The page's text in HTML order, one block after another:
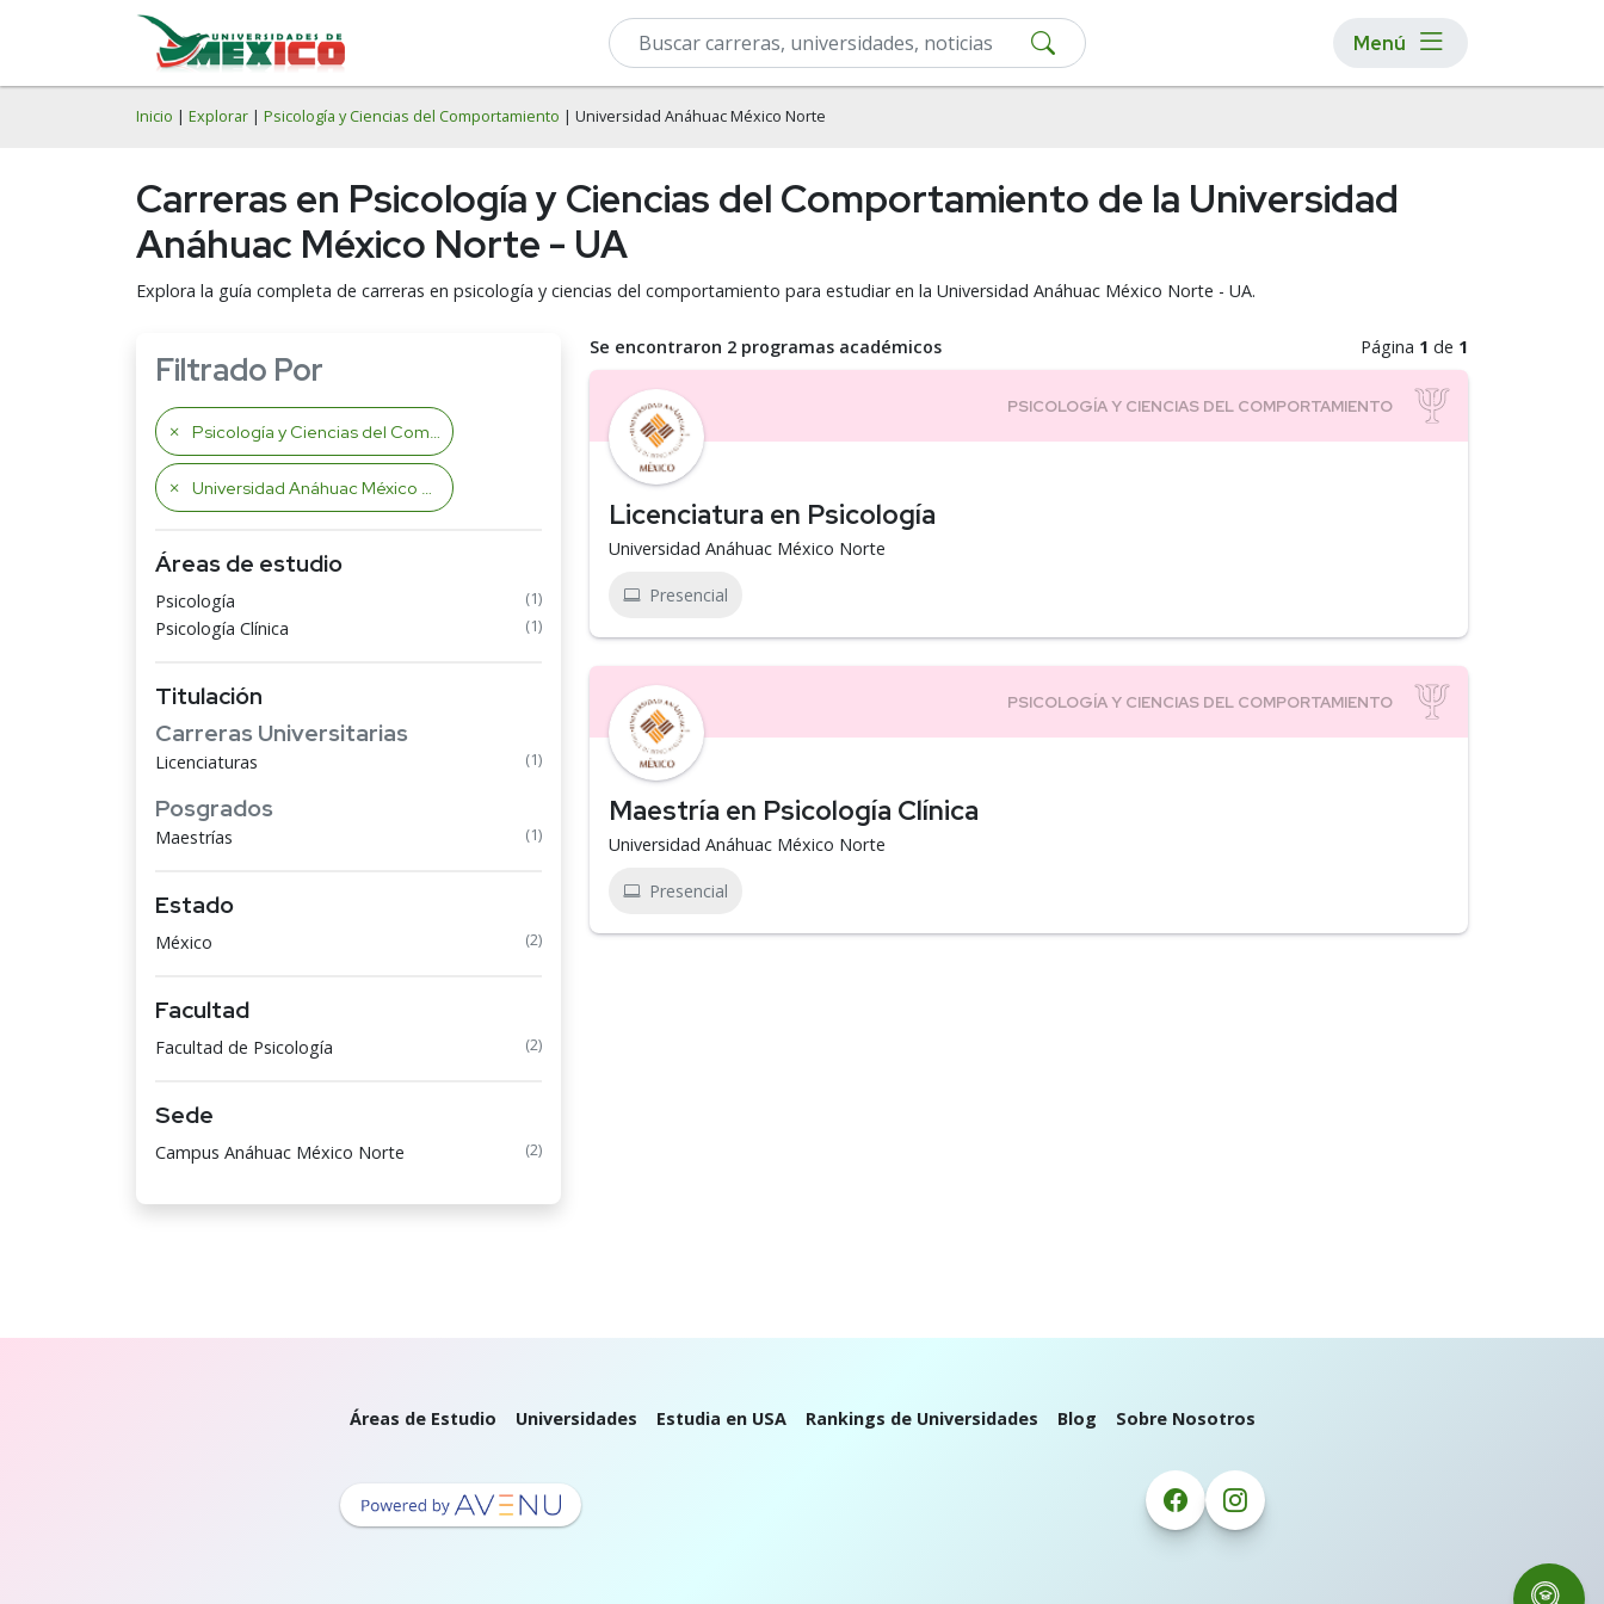
Menú
Inicio | Explorar | Psicología y Ciencias del Comportamiento | Universidad Anáhuac México Norte
Carreras en Psicología y Ciencias del Comportamiento de la Universidad
Anáhuac México Norte - UA
Explora la guía completa de carreras en psicología y ciencias del comportamiento para estudiar en la Universidad Anáhuac México Norte - UA.
Filtrado Por
Psicología y Ciencias del Comportamiento
Universidad Anáhuac México Norte
Áreas de estudio
Psicología (1)
Psicología Clínica (1)
Titulación
Carreras Universitarias
Licenciaturas (1)
Posgrados
Maestrías (1)
Estado
México (2)
Facultad
Facultad de Psicología (2)
Sede
Campus Anáhuac México Norte (2)
Se encontraron 2 programas académicos Página 1 de 1
Licenciatura en Psicología
Universidad Anáhuac México Norte
Presencial
Maestría en Psicología Clínica
Universidad Anáhuac México Norte
Presencial
Áreas de Estudio Universidades Estudia en USA Rankings de Universidades Blog Sobre Nosotros